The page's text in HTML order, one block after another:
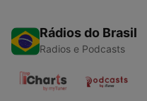
Rádios do Brasil
Radios e Podcasts